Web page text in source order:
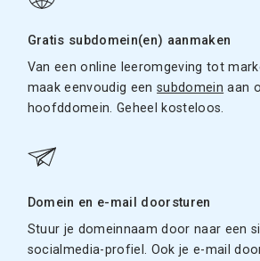
Gratis subdomein(en) aanmaken
Van een online leeromgeving tot
maak eenvoudig eensubdomein aan
hoofddomein. Geheel kosteloos.
Domein en e-mail doorsturen
Stuur je domeinnaam door naar een
socialmedia-profiel. Ook je e-mail